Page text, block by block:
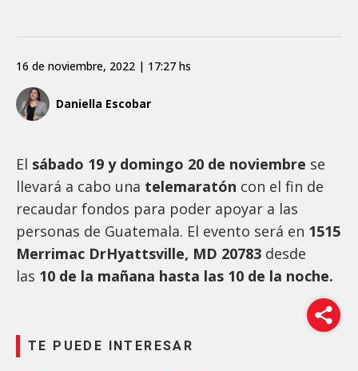
Daniella Escobar
16 de noviembre, 2022 | 17:27 hs
El sábado 19 y domingo 20 de noviembre se
llevará a cabo una telemaratón con el fin de
recaudar fondos para poder apoyar a las
personas de Guatemala. El evento será en 1515
Merrimac DrHyattsville, MD 20783 desde
las 10 de la mañana hasta las 10 de la noche.
TE PUEDE INTERESAR